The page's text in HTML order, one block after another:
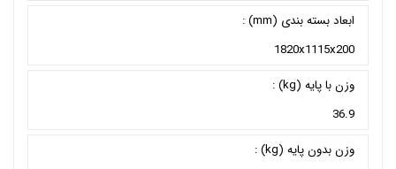
ابعاد بسته بندی (mm) :
1820x1115x200
وزن با پایه (kg) :
36.9
وزن بدون پایه (kg) :